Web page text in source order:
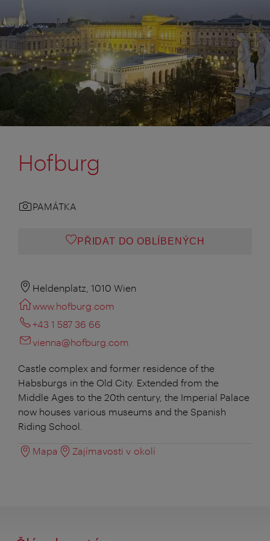
Hofburg
PAMÁTKA
PŘIDAT DO OBLÍBENÝCH
Heldenplatz, 1010 Wien
www.hofburg.com
+43 1 587 36 66
vienna@hofburg.com
Castle complex and former residence of the
Habsburgs in the Old City. Extended from the
Middle Ages to the 20th century, the Imperial Palace
now houses various museums and the Spanish
Riding School.
Mapa Zajímavosti v okolí